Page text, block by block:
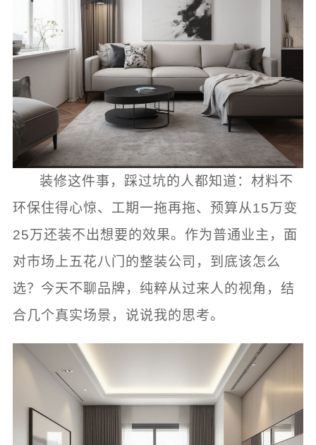
装修这件事，踩过坑的人都知道：材料不
环保住得心惊、工期一拖再拖、预算从15万变
25万还装不出想要的效果。作为普通业主，面
对市场上五花八门的整装公司，到底该怎么
选？今天不聊品牌，纯粹从过来人的视角，结
合几个真实场景，说说我的思考。